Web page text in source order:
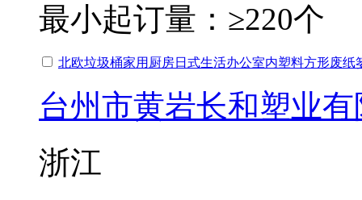
最小起订量： ≥220个
北欧垃圾桶家用厨房日式生活办公室内塑料方形废纸
台州市黄岩长和塑业
浙江